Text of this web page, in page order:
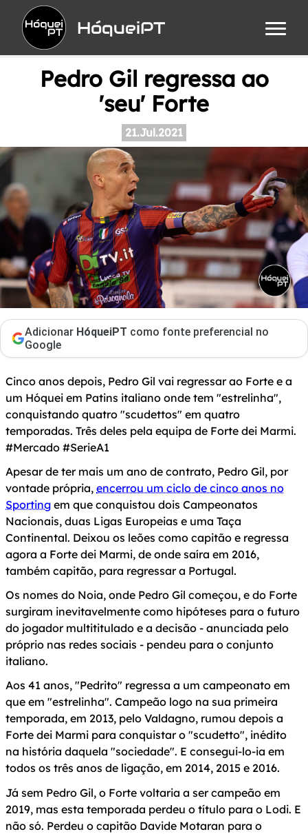
HóqueiPT
Pedro Gil regressa ao
'seu' Forte
21.Jul.2021
Adicionar HóqueiPT como fonte preferencial no
Google
Cinco anos depois, Pedro Gil vai regressar ao Forte e a
um Hóquei em Patins italiano onde tem "estrelinha",
conquistando quatro "scudettos" em quatro
temporadas. Três deles pela equipa de Forte dei Marmi.
#Mercado #SerieA1
Apesar de ter mais um ano de contrato, Pedro Gil, por
vontade própria, encerrou um ciclo de cinco anos no
Sporting em que conquistou dois Campeonatos
Nacionais, duas Ligas Europeias e uma Taça
Continental. Deixou os leões como capitão e regressa
agora a Forte dei Marmi, de onde saíra em 2016,
também capitão, para regressar a Portugal.
Os nomes do Noia, onde Pedro Gil começou, e do Forte
surgiram inevitavelmente como hipóteses para o futuro
do jogador multititulado e a decisão - anunciada pelo
próprio nas redes sociais - pendeu para o conjunto
italiano.
Aos 41 anos, "Pedrito" regressa a um campeonato em
que em "estrelinha". Campeão logo na sua primeira
temporada, em 2013, pelo Valdagno, rumou depois a
Forte dei Marmi para conquistar o "scudetto", inédito
na história daquela "sociedade". E consegui-lo-ia em
todos os três anos de ligação, em 2014, 2015 e 2016.
Já sem Pedro Gil, o Forte voltaria a ser campeão em
2019, mas esta temporada perdeu o título para o Lodi. E
não só. Perdeu o capitão Davide Motaran para o